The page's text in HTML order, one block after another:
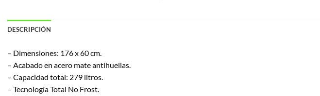
DESCRIPCIÓN
– Dimensiones: 176 x 60 cm.
– Acabado en acero mate antihuellas.
– Capacidad total: 279 litros.
– Tecnología Total No Frost.